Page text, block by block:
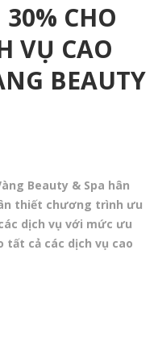
CHO
VỤ CAO
BEAUTY
Beauty & Spa hân
thiết chương trình ưu
dịch vụ với mức ưu
tất cả các dịch vụ cao